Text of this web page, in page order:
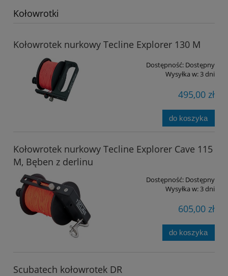
Kołowrotki
Kołowrotek nurkowy Tecline Explorer 130 M
Dostępność: Dostępny
Wysyłka w:3 dni
495,00 zł
do koszyka
Kołowrotek nurkowy Tecline Explorer Cave 115
M, Bęben z derlinu
Dostępność: Dostępny
Wysyłka w:3 dni
605,00 zł
do koszyka
Scubatech kołowrotek DR